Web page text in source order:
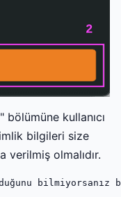
bölümüne kullanıcı
bilgileri size
verilmiş olmalıdır.